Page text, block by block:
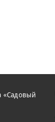
«Садовый